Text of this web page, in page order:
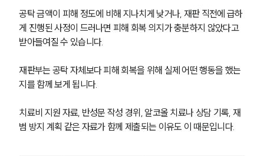
공탁 금액이 피해 정도에 비해 지나치게 낮거나, 재판 직전에 급하
게 진행된 사정이 드러나면 피해 회복 의지가 충분하지 않았다고
받아들여질 수 있습니다.
재판부는 공탁 자체보다 피해 회복을 위해 실제 어떤 행동을 했는
지를 함께 보게 됩니다.
치료비 지원 자료, 반성문 작성 경위, 알코올 치료나 상담 기록, 재
범 방지 계획 같은 자료가 함께 제출되는 이유도 이 때문입니다.